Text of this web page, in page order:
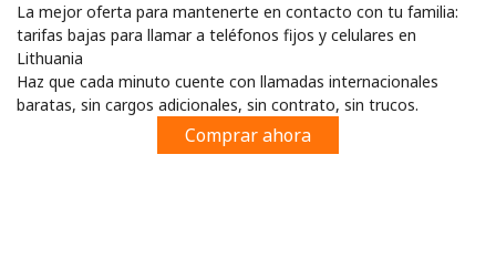
Regístrate con
o
La mejor oferta para mantenerte en contacto con tu familia:
tarifas bajas para llamar a teléfonos fijos y celulares en
Lithuania
Haz que cada minuto cuente con llamadas internacionales
baratas, sin cargos adicionales, sin contrato, sin trucos.
Comprar ahora